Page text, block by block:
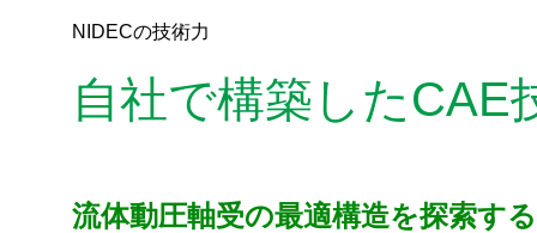
NIDECの技術力
自社で構築したCAE
流体動圧軸受の最適構造を探索す